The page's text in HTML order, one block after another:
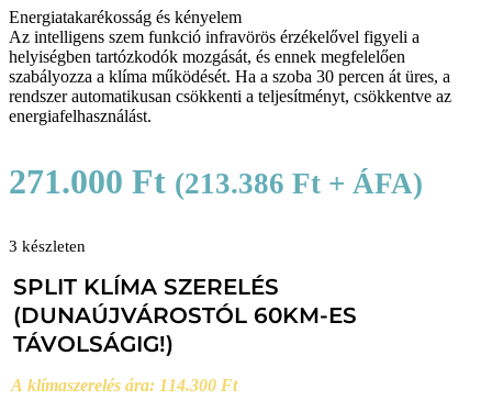
Energiatakarékosság és kényelem
Az intelligens szem funkció infravörös érzékelővel figyeli a
helyiségben tartózkodók mozgását, és ennek megfelelően
szabályozza a klíma működését. Ha a szoba 30 percen át üres, a
rendszer automatikusan csökkenti a teljesítményt, csökkentve az
energiafelhasználást.
271.000 Ft (213.386 Ft + ÁFA)
3 készleten
SPLIT KLÍMA SZERELÉS
(DUNAÚJVÁROSTÓL 60KM-ES
TÁVOLSÁGIG!)
A klímaszerelés ára: 114.300 Ft